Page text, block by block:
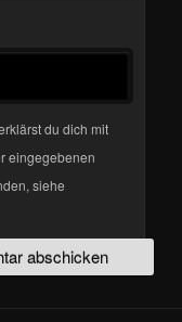
du dich mit
eingegebenen
siehe